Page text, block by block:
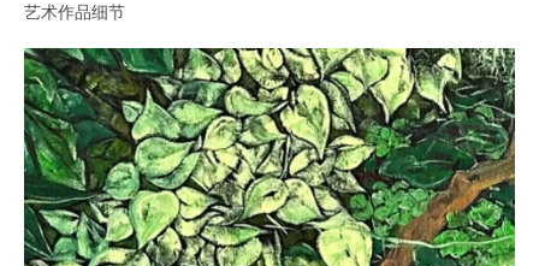
艺术作品细节